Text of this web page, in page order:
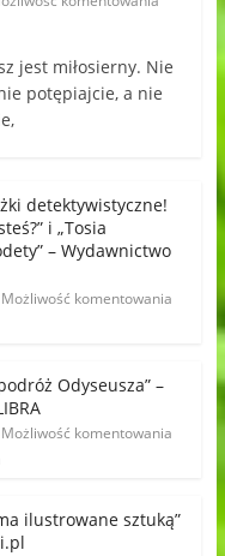
jest miłosierny. Nie
potępiajcie, a nie
detektywistyczne!
i „Tosia
– Wydawnictwo
Możliwość komentowania
Odyseusza” –
Możliwość komentowania
ilustrowane sztuką”